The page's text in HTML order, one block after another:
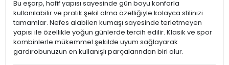
Bu eşarp, hafif yapısı sayesinde gün boyu konforla
kullanılabilir ve pratik şekil alma özelliğiyle kolayca stilinizi
tamamlar. Nefes alabilen kumaşı sayesinde terletmeyen
yapısı ile özellikle yoğun günlerde tercih edilir. Klasik ve spor
kombinlerle mükemmel şekilde uyum sağlayarak
gardırobunuzun en kullanışlı parçalarından biri olur.